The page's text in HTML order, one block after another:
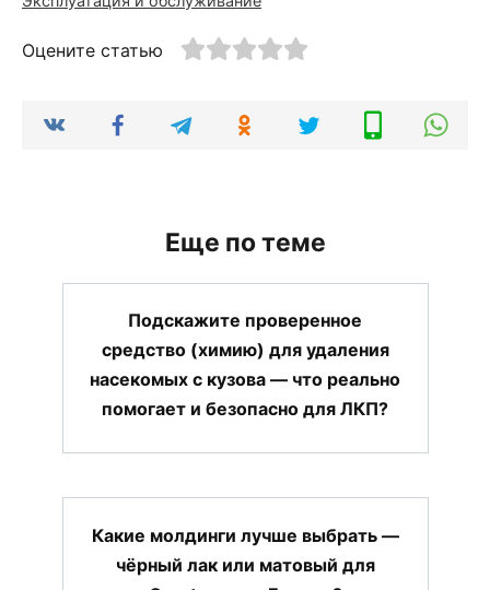
Оцените статью
Еще по теме
Подскажите проверенное
средство (химию) для удаления
насекомых с кузова — что реально
помогает и безопасно для ЛКП?
Какие молдинги лучше выбрать —
чёрный лак или матовый для